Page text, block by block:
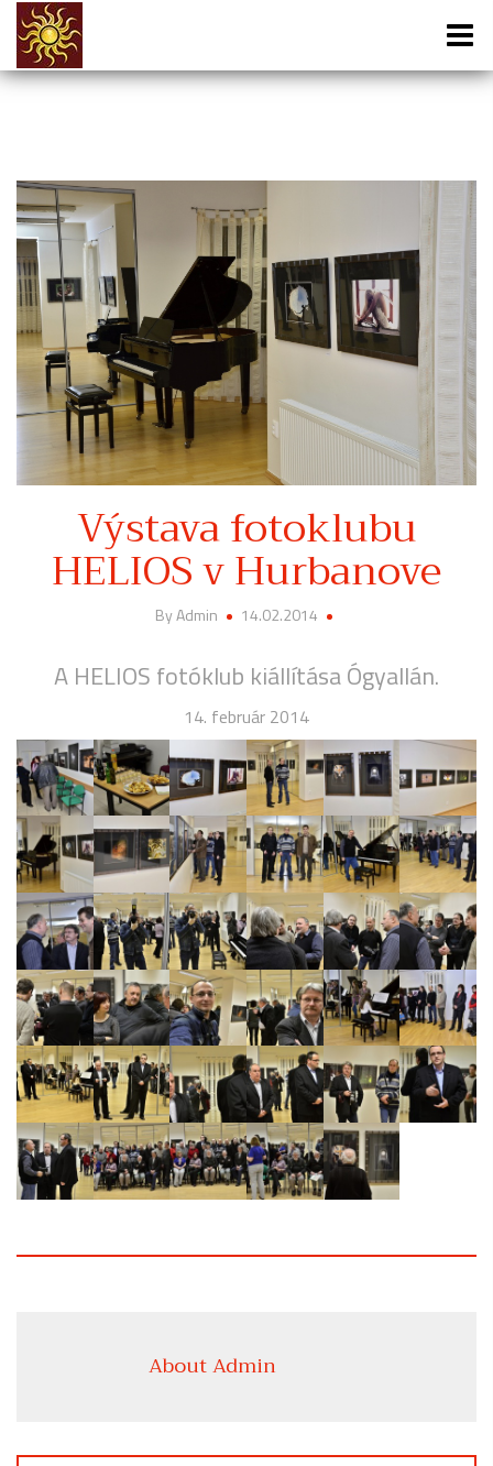
Výstava fotoklubu
HELIOS v Hurbanove
By Admin 14.02.2014
A HELIOS fotóklub kiállítása Ógyallán.
14. február 2014
About Admin